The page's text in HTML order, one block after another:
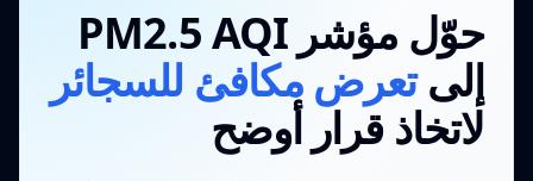
حوّل مؤشر PM2.5 AQI
إلى تعرض مكافئ للسجائر
لاتخاذ قرار أوضح